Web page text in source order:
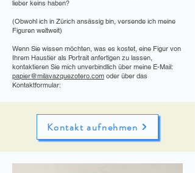
lieber keins haben?
(Obwohl ich in Zürich ansässig bin, versende ich meine
Figuren weltweit)
Wenn Sie wissen möchten, was es kostet, eine Figur von
Ihrem Haustier als Portrait anfertigen zu lassen,
kontaktieren Sie mich unverbindlich über meine E-Mail:
papier@milavazquezotero.com oder über das
Kontaktformular:
Kontakt aufnehmen